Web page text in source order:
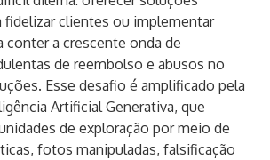
fidelizar clientes ou implementar
conter a crescente onda de
de reembolso e abusos no
Esse desafio é amplificado pela
Artificial Generativa, que
de exploração por meio de
fotos manipuladas, falsificação